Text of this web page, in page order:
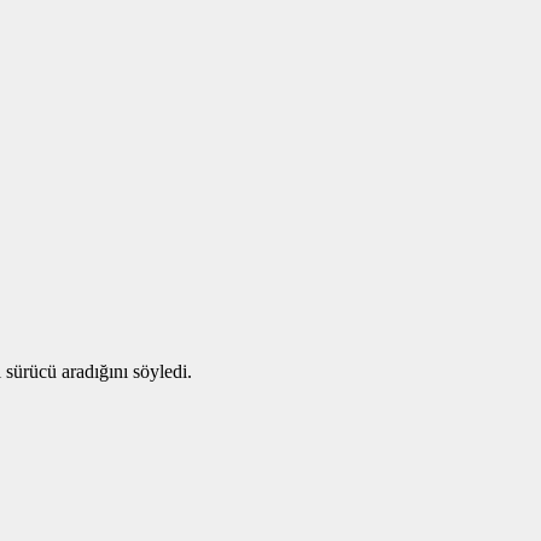
aradığını söyledi.